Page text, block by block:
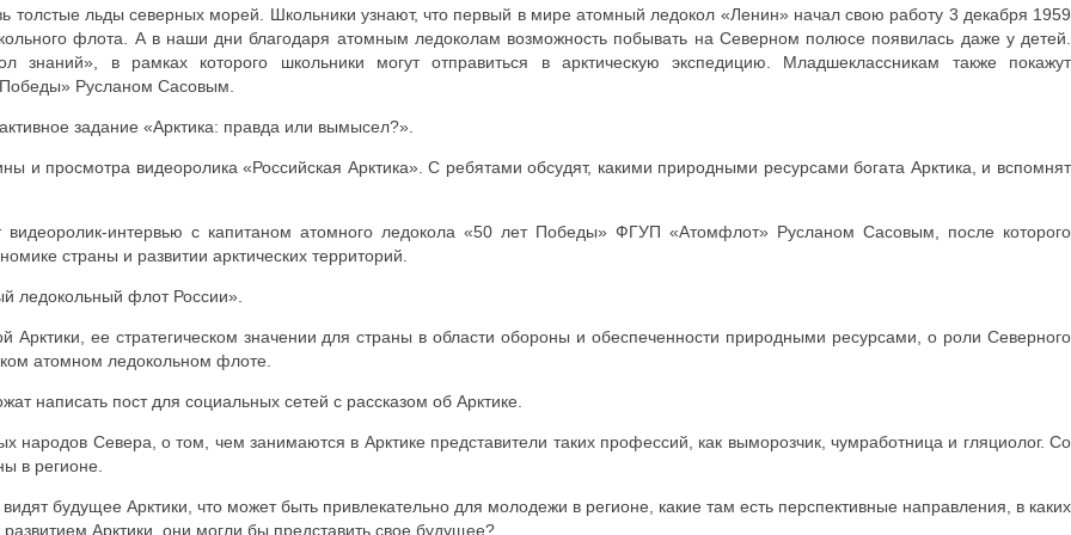
толстые льды северных морей. Школьники узнают, что первый в мире атомный ледокол «Ленин» начал свою работу 3 декабря 1959
флота. А в наши дни благодаря атомным ледоколам возможность побывать на Северном полюсе появилась даже у детей.
знаний», в рамках которого школьники могут отправиться в арктическую экспедицию. Младшеклассникам также покажут
Русланом Сасовым.
задание «Арктика: правда или вымысел?».
и просмотра видеоролика «Российская Арктика». С ребятами обсудят, какими природными ресурсами богата Арктика, и вспомнят
интервью с капитаном атомного ледокола «50 лет Победы» ФГУП «Атомфлот» Русланом Сасовым, после которого
страны и развитии арктических территорий.
ледокольный флот России».
Арктики, ее стратегическом значении для страны в области обороны и обеспеченности природными ресурсами, о роли Северного
атомном ледокольном флоте.
написать пост для социальных сетей с рассказом об Арктике.
народов Севера, о том, чем занимаются в Арктике представители таких профессий, как выморозчик, чумработница и гляциолог. Со
в регионе.
будущее Арктики, что может быть привлекательно для молодежи в регионе, какие там есть перспективные направления, в каких
Арктики, они могли бы представить свое будущее?